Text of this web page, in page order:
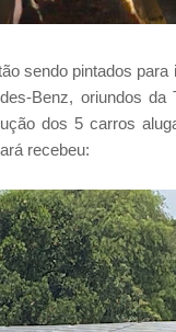
sendo pintados
Benz, oriundos da
dos 5 carros
recebeu: